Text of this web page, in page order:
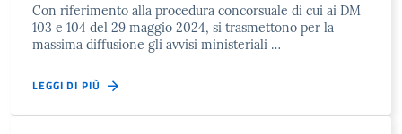
Con riferimento alla procedura concorsuale di cui ai DM
103 e 104 del 29 maggio 2024, si trasmettono per la
massima diffusione gli avvisi ministeriali …
LEGGI DI PIÙ